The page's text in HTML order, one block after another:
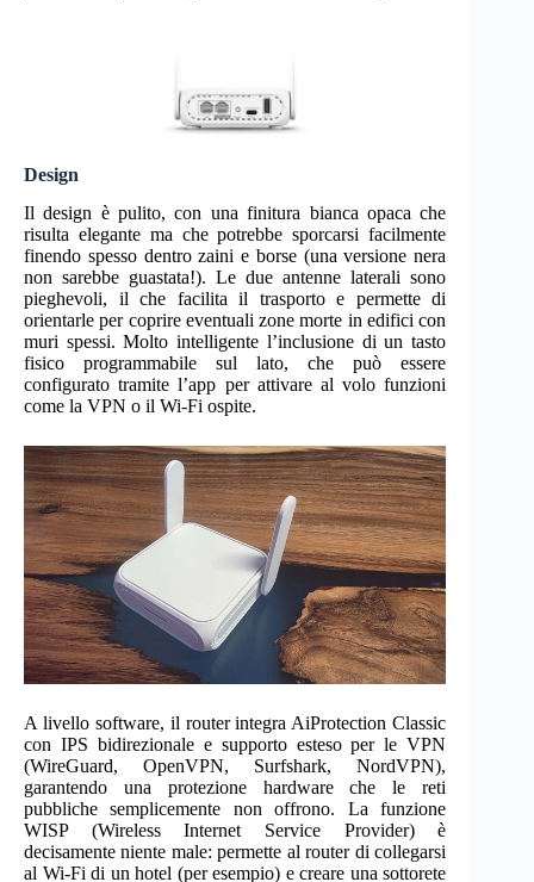
Design
Il design è pulito, con una finitura bianca opaca che
risulta elegante ma che potrebbe sporcarsi facilmente
finendo spesso dentro zaini e borse (una versione nera
non sarebbe guastata!). Le due antenne laterali sono
pieghevoli, il che facilita il trasporto e permette di
orientarle per coprire eventuali zone morte in edifici con
muri spessi. Molto intelligente l’inclusione di un tasto
fisico programmabile sul lato, che può essere
configurato tramite l’app per attivare al volo funzioni
come la VPN o il Wi-Fi ospite.
A livello software, il router integra AiProtection Classic
con IPS bidirezionale e supporto esteso per le VPN
(WireGuard, OpenVPN, Surfshark, NordVPN),
garantendo una protezione hardware che le reti
pubbliche semplicemente non offrono. La funzione
WISP (Wireless Internet Service Provider) è
decisamente niente male: permette al router di collegarsi
al Wi-Fi di un hotel (per esempio) e creare una sottorete